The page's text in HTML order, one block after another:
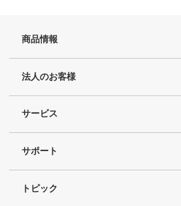
商品情報
法人のお客様
サービス
サポート
トピック